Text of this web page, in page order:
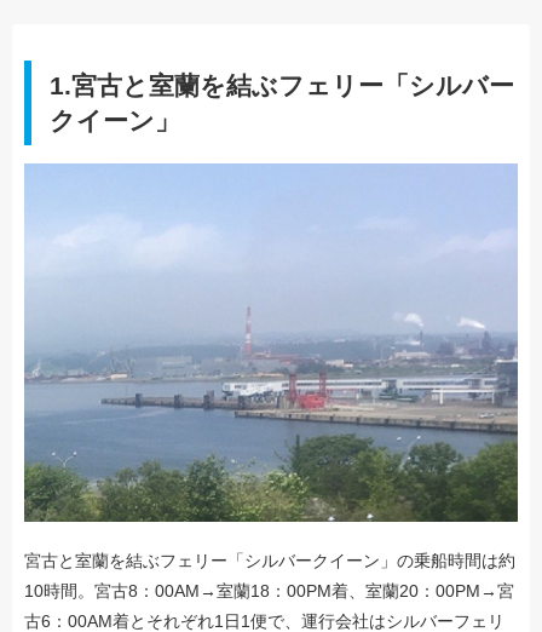
1.宮古と室蘭を結ぶフェリー「シルバー
クイーン」
宮古と室蘭を結ぶフェリー「シルバークイーン」の乗船時間は約
10時間。宮古8：00AM→室蘭18：00PM着、室蘭20：00PM→宮
古6：00AM着とそれぞれ1日1便で、運行会社はシルバーフェリ